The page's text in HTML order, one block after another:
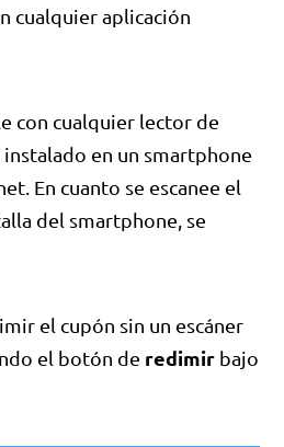
cualquier aplicación
con cualquier lector de
en un smartphone
En cuanto se escanee el
del smartphone, se
el cupón sin un escáner
el botón de redimir bajo